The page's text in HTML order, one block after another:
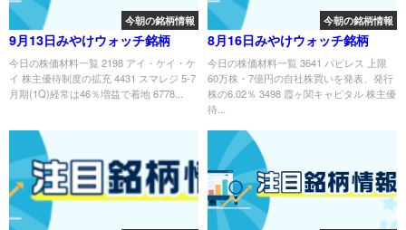
今朝の銘柄情報
9月13日みやけウォッチ銘柄
今日の株価材料一覧 2198 アイ・ケイ・ケ
イ 株主優待制度の拡充 4431 スマレジ 5-7
月期(1Q)経常は46％増益で着地 6778...
今朝の銘柄情報
8月16日みやけウォッチ銘柄
今日の株価材料一覧 3641 パピレス 上限
60万株・7億円の自社株買いを発表、発行
株の6.02％ 3498 霞ヶ関キャピタル 株主優
待...